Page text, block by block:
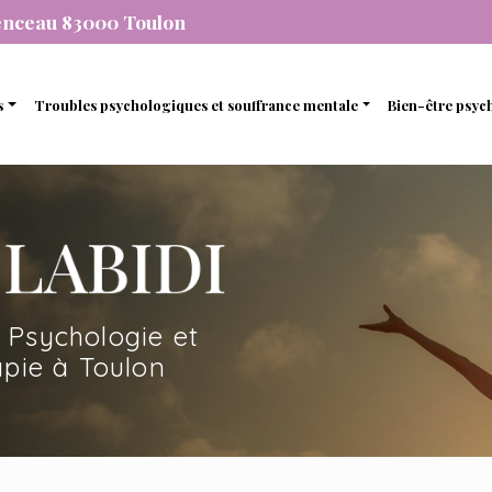
83000 Toulon
ligne avec une psychopraticienne
Troubles psychologiques et souffrance mentale
Dépendance
Bien-être
Estime de
et
à Toulon